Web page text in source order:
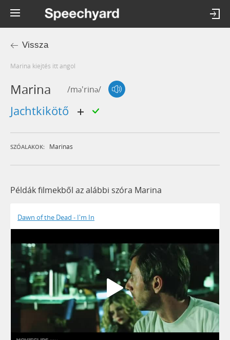
Vissza
marina kiejtés itt angol
Marina /mə'rinə/
jachtkikötő
SZÓALAKOK: Marinas
Példák filmekből az alábbi szóra Marina
Dawn of the Dead - I'm In